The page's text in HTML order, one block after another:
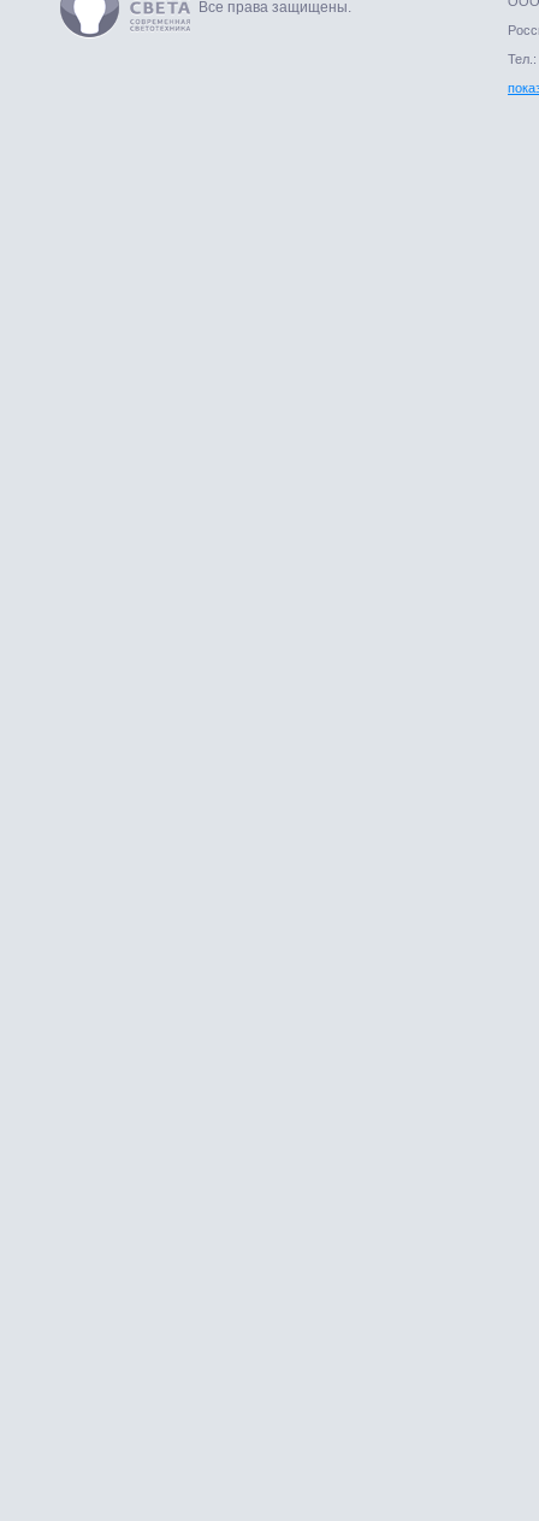
Все права защищены.